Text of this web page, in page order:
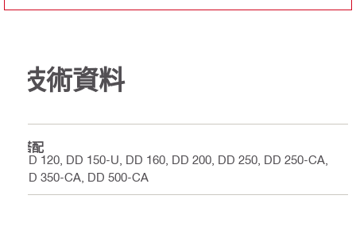
技術資料
搭配
DD 120, DD 150-U, DD 160, DD 200, DD 250, DD 250-CA,
DD 350-CA, DD 500-CA